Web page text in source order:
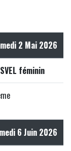
2 Mai 2026
féminin
6 Juin 2026